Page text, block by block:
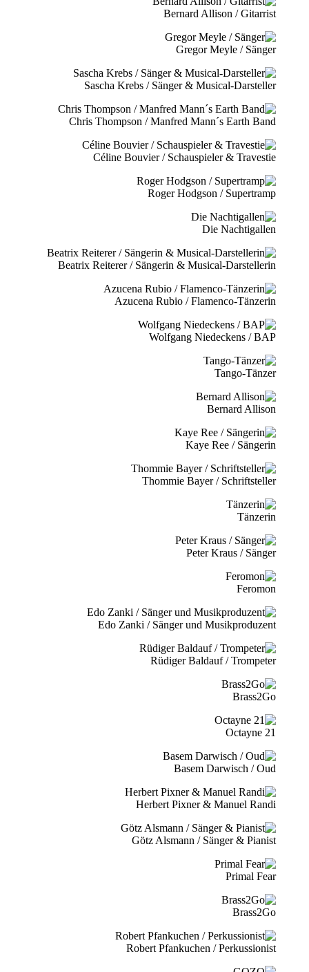
Bernard Allison / Gitarrist
Gregor Meyle / Sänger
Sascha Krebs / Sänger & Musical-Darsteller
Chris Thompson / Manfred Mann´s Earth Band
Céline Bouvier / Schauspieler & Travestie
Roger Hodgson / Supertramp
Die Nachtigallen
Beatrix Reiterer / Sängerin & Musical-Darstellerin
Azucena Rubio / Flamenco-Tänzerin
Wolfgang Niedeckens / BAP
Tango-Tänzer
Bernard Allison
Kaye Ree / Sängerin
Thommie Bayer / Schriftsteller
Tänzerin
Peter Kraus / Sänger
Feromon
Edo Zanki / Sänger und Musikproduzent
Rüdiger Baldauf / Trompeter
Brass2Go
21 Octayne
Basem Darwisch / Oud
Herbert Pixner & Manuel Randi
Götz Alsmann / Sänger & Pianist
Primal Fear
Brass2Go
Robert Pfankuchen / Perkussionist